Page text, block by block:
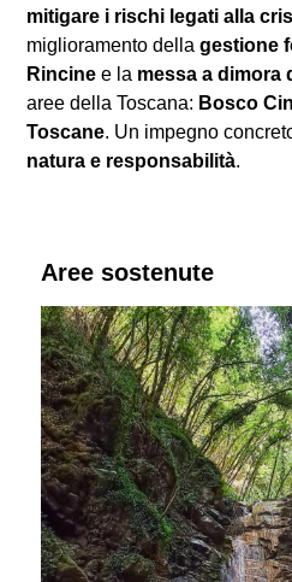
mitigare i rischi legati alla
miglioramento della gestione
Rincine e la messa a dimora
aree della Toscana: Bosco
Toscane. Un impegno
natura e responsabilità.
Aree sostenute